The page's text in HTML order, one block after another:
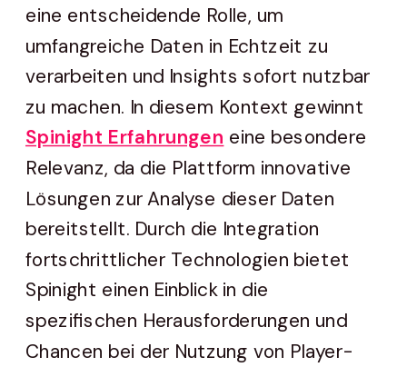
eine entscheidende Rolle, um
umfangreiche Daten in Echtzeit zu
verarbeiten und Insights sofort nutzbar
zu machen. In diesem Kontext gewinnt
Spinight Erfahrungen eine besondere
Relevanz, da die Plattform innovative
Lösungen zur Analyse dieser Daten
bereitstellt. Durch die Integration
fortschrittlicher Technologien bietet
Spinight einen Einblick in die
spezifischen Herausforderungen und
Chancen bei der Nutzung von Player-